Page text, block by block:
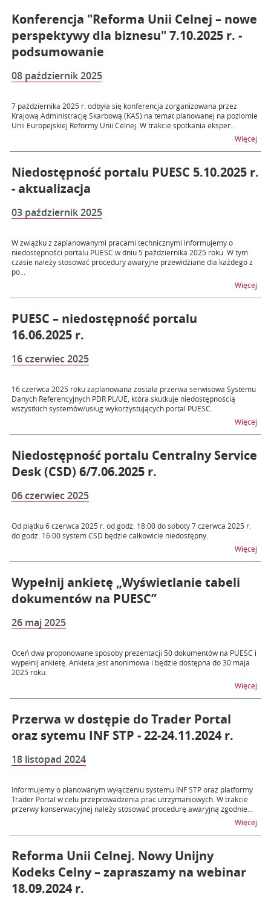
Konferencja "Reforma Unii Celnej – nowe
perspektywy dla biznesu" 7.10.2025 r. -
podsumowanie
08 październik 2025
7 października 2025 r. odbyła się konferencja zorganizowana przez
Krajową Administrację Skarbową (KAS) na temat planowanej na poziomie
Unii Europejskiej Reformy Unii Celnej. W trakcie spotkania eksper...
Więcej
Niedostępność portalu PUESC 5.10.2025 r.
- aktualizacja
03 październik 2025
W związku z zaplanowanymi pracami technicznymi informujemy o
niedostępności portalu PUESC w dniu 5 października 2025 roku. W tym
czasie należy stosować procedury awaryjne przewidziane dla każdego z
po...
Więcej
PUESC – niedostępność portalu
16.06.2025 r.
16 czerwiec 2025
16 czerwca 2025 roku zaplanowana została przerwa serwisowa Systemu
Danych Referencyjnych PDR PL/UE, która skutkuje niedostępnością
wszystkich systemów/usług wykorzystujących portal PUESC.
Więcej
Niedostępność portalu Centralny Service
Desk (CSD) 6/7.06.2025 r.
06 czerwiec 2025
Od piątku 6 czerwca 2025 r. od godz. 18:00 do soboty 7 czerwca 2025 r.
do godz. 16:00 system CSD będzie całkowicie niedostępny.
Więcej
Wypełnij ankietę „Wyświetlanie tabeli
dokumentów na PUESC”
26 maj 2025
Oceń dwa proponowane sposoby prezentacji 50 dokumentów na PUESC i
wypełnij ankietę. Ankieta jest anonimowa i będzie dostępna do 30 maja
2025 roku.
Więcej
Przerwa w dostępie do Trader Portal
oraz sytemu INF STP - 22-24.11.2024 r.
18 listopad 2024
Informujemy o planowanym wyłączeniu systemu INF STP oraz platformy
Trader Portal w celu przeprowadzenia prac utrzymaniowych. W trakcie
przerwy konserwacyjnej należy stosować procedurę awaryjną zgodnie...
Więcej
Reforma Unii Celnej. Nowy Unijny
Kodeks Celny – zapraszamy na webinar
18.09.2024 r.